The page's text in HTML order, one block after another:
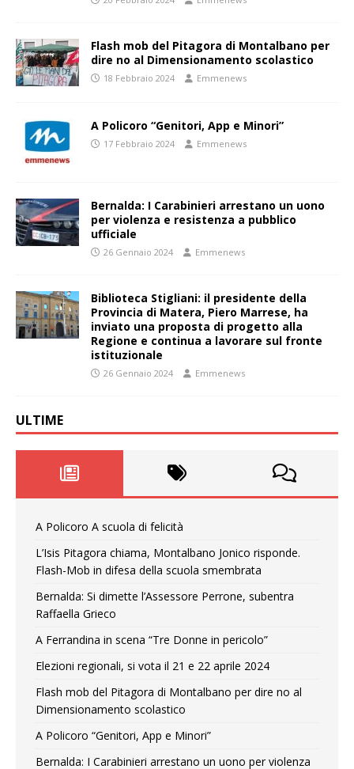
Flash mob del Pitagora di Montalbano per
dire no al Dimensionamento scolastico
18 Febbraio 2024 Emmenews
A Policoro “Genitori, App e Minori”
17 Febbraio 2024 Emmenews
Bernalda: I Carabinieri arrestano un uono
per violenza e resistenza a pubblico
ufficiale
26 Gennaio 2024 Emmenews
Biblioteca Stigliani: il presidente della
Provincia di Matera, Piero Marrese, ha
inviato una proposta di progetto alla
Regione e continua a lavorare sul fronte
istituzionale
26 Gennaio 2024 Emmenews
ULTIME
A Policoro A scuola di felicità
L’Isis Pitagora chiama, Montalbano Jonico risponde.
Flash-Mob in difesa della scuola smembrata
Bernalda: Si dimette l’Assessore Perrone, subentra
Raffaella Grieco
A Ferrandina in scena “Tre Donne in pericolo”
Elezioni regionali, si vota il 21 e 22 aprile 2024
Flash mob del Pitagora di Montalbano per dire no al
Dimensionamento scolastico
A Policoro “Genitori, App e Minori”
Bernalda: I Carabinieri arrestano un uono per violenza